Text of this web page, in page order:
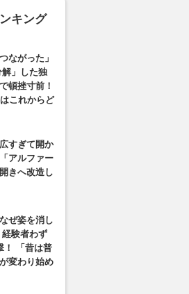
キング
ながった」
解」した独
頓挫寸前！
これからど
すぎて開か
アルファー
きへ改造し
ぜ姿を消し
験者わず
！ 「昔は普
変わり始め